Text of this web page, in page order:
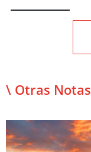
\ Otras Notas